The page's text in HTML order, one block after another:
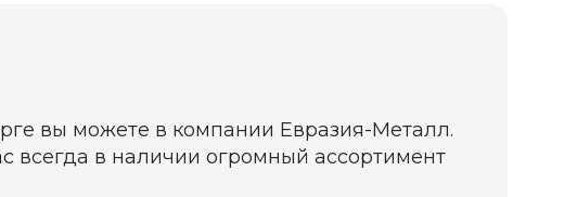
вы можете в компании Евразия-Металл.
всегда в наличии огромный ассортимент